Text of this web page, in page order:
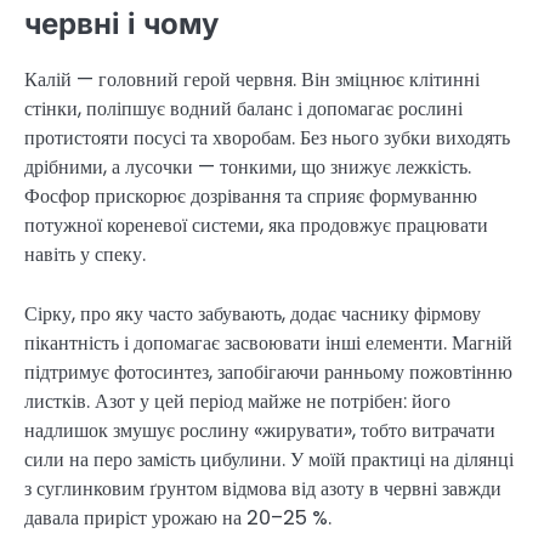
червні і чому
Калій — головний герой червня. Він зміцнює клітинні
стінки, поліпшує водний баланс і допомагає рослині
протистояти посусі та хворобам. Без нього зубки виходять
дрібними, а лусочки — тонкими, що знижує лежкість.
Фосфор прискорює дозрівання та сприяє формуванню
потужної кореневої системи, яка продовжує працювати
навіть у спеку.
Сірку, про яку часто забувають, додає часнику фірмову
пікантність і допомагає засвоювати інші елементи. Магній
підтримує фотосинтез, запобігаючи ранньому пожовтінню
листків. Азот у цей період майже не потрібен: його
надлишок змушує рослину «жирувати», тобто витрачати
сили на перо замість цибулини. У моїй практиці на ділянці
з суглинковим ґрунтом відмова від азоту в червні завжди
давала приріст урожаю на 20–25 %.